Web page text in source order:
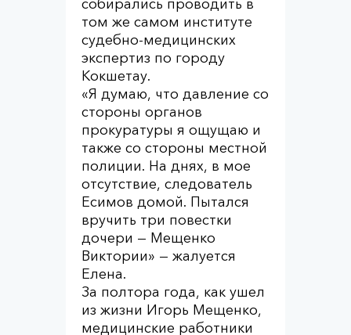
собирались проводить в
том же самом институте
судебно-медицинских
экспертиз по городу
Кокшетау.
«Я думаю, что давление со
стороны органов
прокуратуры я ощущаю и
также со стороны местной
полиции. На днях, в мое
отсутствие, следователь
Есимов домой. Пытался
вручить три повестки
дочери — Мещенко
Виктории» — жалуется
Елена.
За полтора года, как ушел
из жизни Игорь Мещенко,
медицинские работники